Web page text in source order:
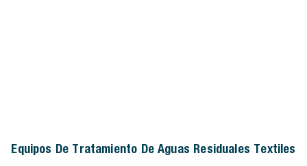
Equipos De Tratamiento De Aguas Residuales Textiles